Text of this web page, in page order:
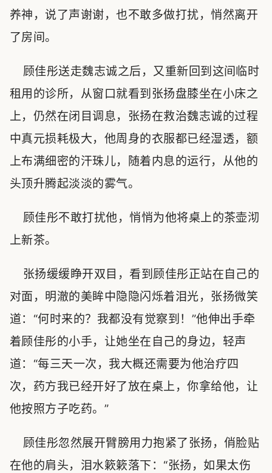
养神，说了声谢谢，也不敢多做打扰，悄然离开
了房间。
顾佳彤送走魏志诚之后，又重新回到这间临时
租用的诊所，从窗口就看到张扬盘膝坐在小床之
上，仍然在闭目调息，张扬在救治魏志诚的过程
中真元损耗极大，他周身的衣服都已经湿透，额
上布满细密的汗珠儿，随着内息的运行，从他的
头顶升腾起淡淡的雾气。
顾佳彤不敢打扰他，悄悄为他将桌上的茶壶沏
上新茶。
张扬缓缓睁开双目，看到顾佳彤正站在自己的
对面，明澈的美眸中隐隐闪烁着泪光，张扬微笑
道：“何时来的？我都没有觉察到！”他伸出手牵
着顾佳彤的小手，让她坐在自己的身边，轻声
道：“每三天一次，我大概还需要为他治疗四
次，药方我已经开好了放在桌上，你拿给他，让
他按照方子吃药。”
顾佳彤忽然展开臂膀用力抱紧了张扬，俏脸贴
在他的肩头，泪水簌簌落下：“张扬，如果太伤